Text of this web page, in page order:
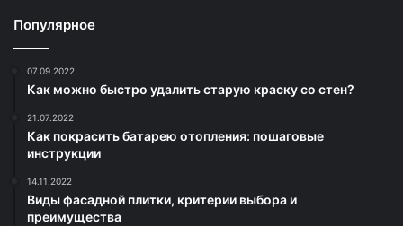
Популярное
07.09.2022
Как можно быстро удалить старую краску со стен?
21.07.2022
Как покрасить батарею отопления: пошаговые
инструкции
14.11.2022
Виды фасадной плитки, критерии выбора и
преимущества